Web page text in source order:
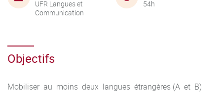
UFR Langues et
Communication
54h
Objectifs
Mobiliser au moins deux langues étrangères (A et B)